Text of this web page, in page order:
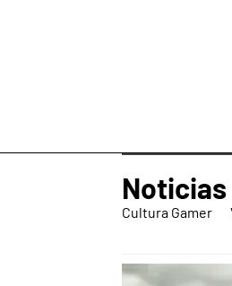
Noticias
Cultura Gamer